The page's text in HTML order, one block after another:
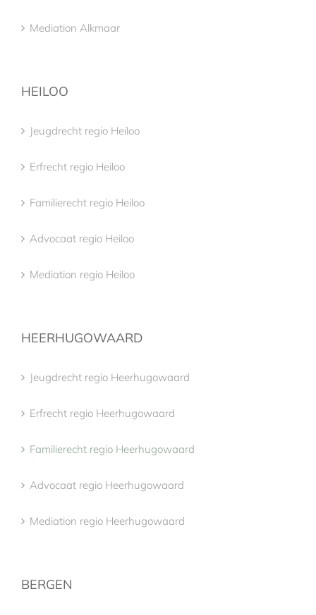
Mediation Alkmaar
HEILOO
Jeugdrecht regio Heiloo
Erfrecht regio Heiloo
Familierecht regio Heiloo
Advocaat regio Heiloo
Mediation regio Heiloo
HEERHUGOWAARD
Jeugdrecht regio Heerhugowaard
Erfrecht regio Heerhugowaard
Familierecht regio Heerhugowaard
Advocaat regio Heerhugowaard
Mediation regio Heerhugowaard
BERGEN